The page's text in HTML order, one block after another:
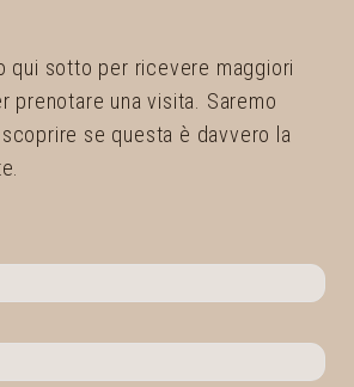
qui sotto per ricevere maggiori
prenotare una visita. Saremo
se questa è davvero la